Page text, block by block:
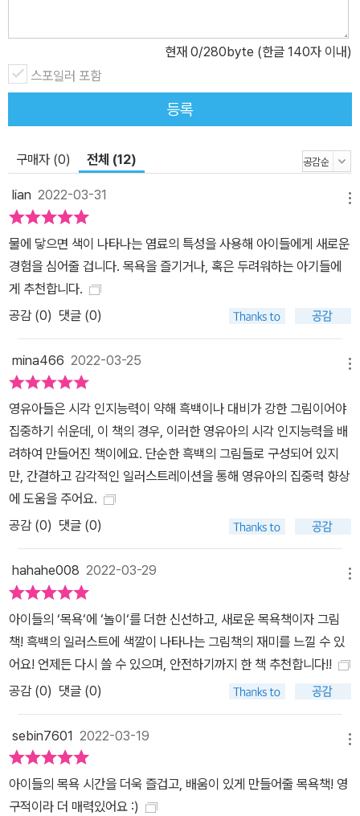
현재 0/280byte (한글 140자 이내)
스포일러 포함
등록
구매자 (0) 전체 (12)
lian 2022-03-31
물에 닿으면 색이 나타나는 염료의 특성을 사용해 아이들에게 새로운
경험을 심어줄 겁니다. 목욕을 즐기거나, 혹은 두려워하는 아기들에
게 추천합니다.
공감 (0) 댓글 (0)
mina466 2022-03-25
영유아들은 시각 인지능력이 약해 흑백이나 대비가 강한 그림이어야
집중하기 쉬운데, 이 책의 경우, 이러한 영유아의 시각 인지능력을 배
려하여 만들어진 책이에요. 단순한 흑백의 그림들로 구성되어 있지
만, 간결하고 감각적인 일러스트레이션을 통해 영유아의 집중력 향상
에 도움을 주어요.
공감 (0) 댓글 (0)
hahahe008 2022-03-29
아이들의 ‘목욕‘에 ‘놀이‘를 더한 신선하고, 새로운 목욕책이자 그림
책! 흑백의 일러스트에 색깔이 나타나는 그림책의 재미를 느낄 수 있
어요! 언제든 다시 쓸 수 있으며, 안전하기까지 한 책 추천합니다!!
공감 (0) 댓글 (0)
sebin7601 2022-03-19
아이들의 목욕 시간을 더욱 즐겁고, 배움이 있게 만들어줄 목욕책! 영
구적이라 더 매력있어요 :)